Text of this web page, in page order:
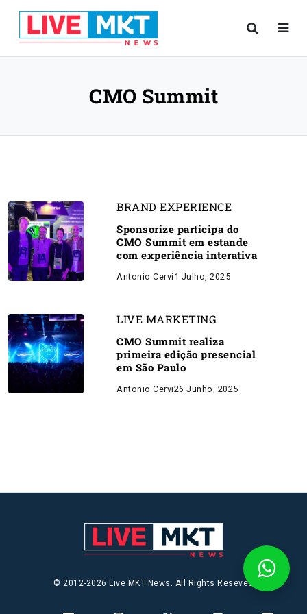
CMO Summit
BRAND EXPERIENCE
Sponsorize participa do
CMO Summit em estande
com experiência interativa
Antonio Cervi 1 Julho, 2025
LIVE MARKETING
CMO Summit realiza
primeira edição presencial
em São Paulo
Antonio Cervi26 Junho, 2025
© 2012-2026 Live MKT News. All Rights Reseved